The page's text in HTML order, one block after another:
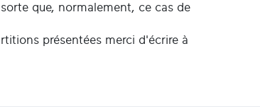
que, normalement, ce cas de
présentées merci d'écrire à